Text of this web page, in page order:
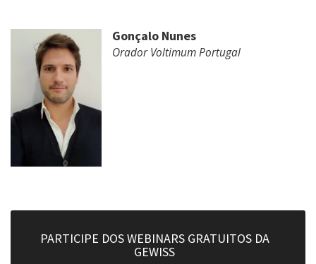
Gonçalo Nunes
Orador Voltimum Portugal
PARTICIPE DOS WEBINARS GRATUITOS DA
GEWISS